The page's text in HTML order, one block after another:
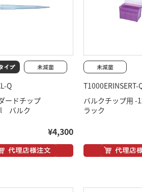
Q
ードチップ
バルク
¥4,300
T1000ERINSERT-
バルクチップ用
ラック